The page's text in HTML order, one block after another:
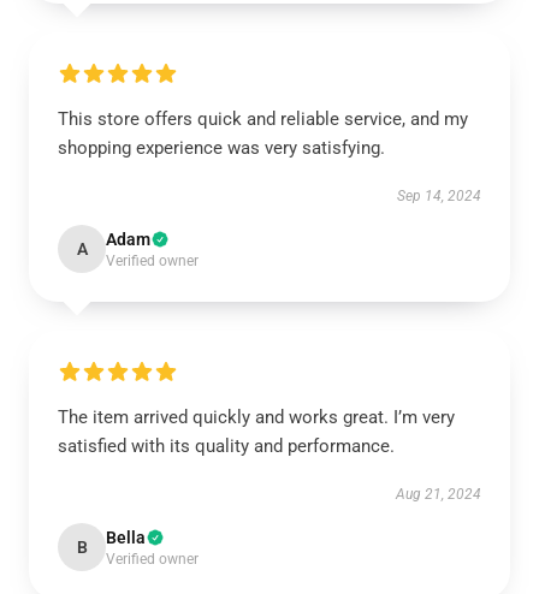
This store offers quick and reliable service, and my
shopping experience was very satisfying.
Sep 14, 2024
A Adam
Verified owner
The item arrived quickly and works great. I’m very
satisfied with its quality and performance.
Aug 21, 2024
B Bella
Verified owner